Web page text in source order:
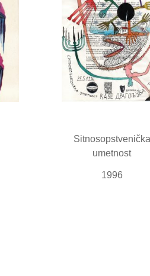
Sitnosopstvenička
umetnost
1996